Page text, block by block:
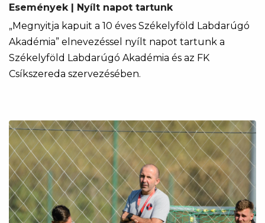
Események | Nyílt napot tartunk
„Megnyitja kapuit a 10 éves Székelyföld Labdarúgó
Akadémia” elnevezéssel nyílt napot tartunk a
Székelyföld Labdarúgó Akadémia és az FK
Csíkszereda szervezésében.